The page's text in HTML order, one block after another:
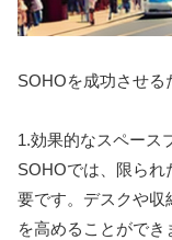
SOHOを成功させる
1.効果的なスペース
SOHOでは、限られ
要です。デスクや収
を高めることがで